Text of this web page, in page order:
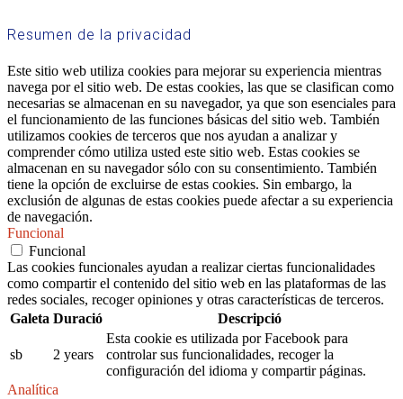
Resumen de la privacidad
Este sitio web utiliza cookies para mejorar su experiencia mientras
navega por el sitio web. De estas cookies, las que se clasifican como
necesarias se almacenan en su navegador, ya que son esenciales para
el funcionamiento de las funciones básicas del sitio web. También
utilizamos cookies de terceros que nos ayudan a analizar y
comprender cómo utiliza usted este sitio web. Estas cookies se
almacenan en su navegador sólo con su consentimiento. También
tiene la opción de excluirse de estas cookies. Sin embargo, la
exclusión de algunas de estas cookies puede afectar a su experiencia
de navegación.
Funcional
Funcional
Las cookies funcionales ayudan a realizar ciertas funcionalidades
como compartir el contenido del sitio web en las plataformas de las
redes sociales, recoger opiniones y otras características de terceros.
Galeta Duració Descripció
sb 2 years
Esta cookie es utilizada por Facebook para
controlar sus funcionalidades, recoger la
configuración del idioma y compartir páginas.
Analítica